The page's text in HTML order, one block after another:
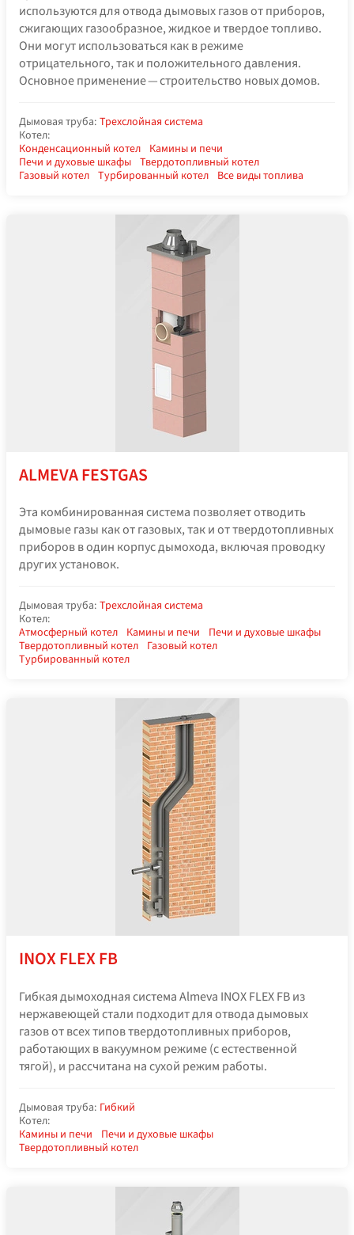
используются для отвода дымовых газов от приборов,
сжигающих газообразное, жидкое и твердое топливо.
Они могут использоваться как в режиме
отрицательного, так и положительного давления.
Основное применение — строительство новых домов.
Дымовая труба: Трехслойная система
Котел:
Конденсационный котел Камины и печи
Печи и духовые шкафы Твердотопливный котел
Газовый котел Турбированный котел Все виды топлива
ALMEVA FESTGAS
Эта комбинированная система позволяет отводить
дымовые газы как от газовых, так и от твердотопливных
приборов в один корпус дымохода, включая проводку
других установок.
Дымовая труба: Трехслойная система
Котел:
Атмосферный котел Камины и печи
Печи и духовые шкафы
Твердотопливный котел Газовый котел
Турбированный котел
INOX FLEX FB
Гибкая дымоходная система Almeva INOX FLEX FB из
нержавеющей стали подходит для отвода дымовых
газов от всех типов твердотопливных приборов,
работающих в вакуумном режиме (с естественной
тягой), и рассчитана на сухой режим работы.
Дымовая труба: Гибкий
Котел:
Камины и печи
Печи и духовые шкафы
Твердотопливный котел